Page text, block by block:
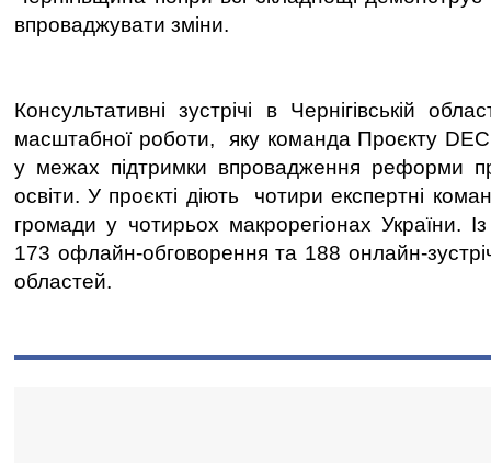
впроваджувати зміни.
Консультативні зустрічі в Чернігівській
масштабної роботи, яку команда Проєкту
у межах підтримки впровадження реформи
освіти. У проєкті діють чотири експертні
громади у чотирьох макрорегіонах України.
173 офлайн-обговорення та 188 онлайн-
областей.